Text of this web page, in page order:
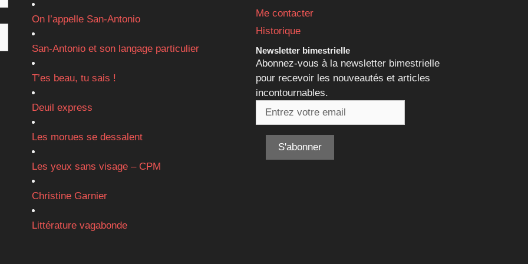
On l’appelle San-Antonio
San-Antonio et son langage particulier
T’es beau, tu sais !
Deuil express
Les morues se dessalent
Les yeux sans visage – CPM
Christine Garnier
Littérature vagabonde
Me contacter
Historique
Newsletter bimestrielle
Abonnez-vous à la newsletter bimestrielle
pour recevoir les nouveautés et articles
incontournables.